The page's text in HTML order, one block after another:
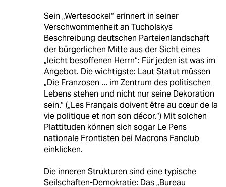
Sein „Wertesockel“ erinnert in seiner
Verschwommenheit an Tucholskys
Beschreibung deutschen Parteienlandschaft
der bürgerlichen Mitte aus der Sicht eines
„leicht besoffenen Herrn“: Für jeden ist was im
Angebot. Die wichtigste: Laut Statut müssen
„Die Franzosen ... im Zentrum des politischen
Lebens stehen und nicht nur seine Dekoration
sein.“ („Les Français doivent être au cœur de la
vie politique et non son décor.“) Mit solchen
Plattituden können sich sogar Le Pens
nationale Frontisten bei Macrons Fanclub
einklicken.
Die inneren Strukturen sind eine typische
Seilschaften-Demokratie: Das „Bureau